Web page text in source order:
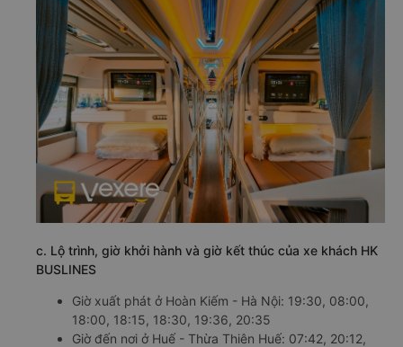
c. Lộ trình, giờ khởi hành và giờ kết thúc của xe khách HK
BUSLINES
Giờ xuất phát ở Hoàn Kiếm - Hà Nội: 19:30, 08:00,
18:00, 18:15, 18:30, 19:36, 20:35
Giờ đến nơi ở Huế - Thừa Thiên Huế: 07:42, 20:12,